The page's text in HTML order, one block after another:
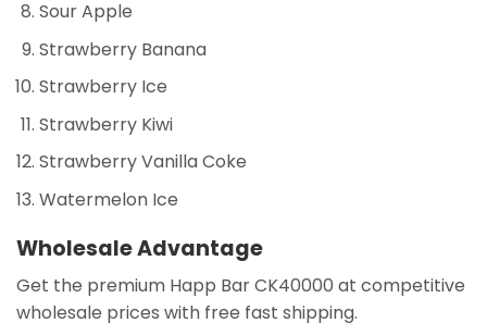
Sour Apple
Strawberry Banana
Strawberry Ice
Strawberry Kiwi
Strawberry Vanilla Coke
Watermelon Ice
Wholesale Advantage
Get the premium Happ Bar CK40000 at competitive
wholesale prices with free fast shipping.